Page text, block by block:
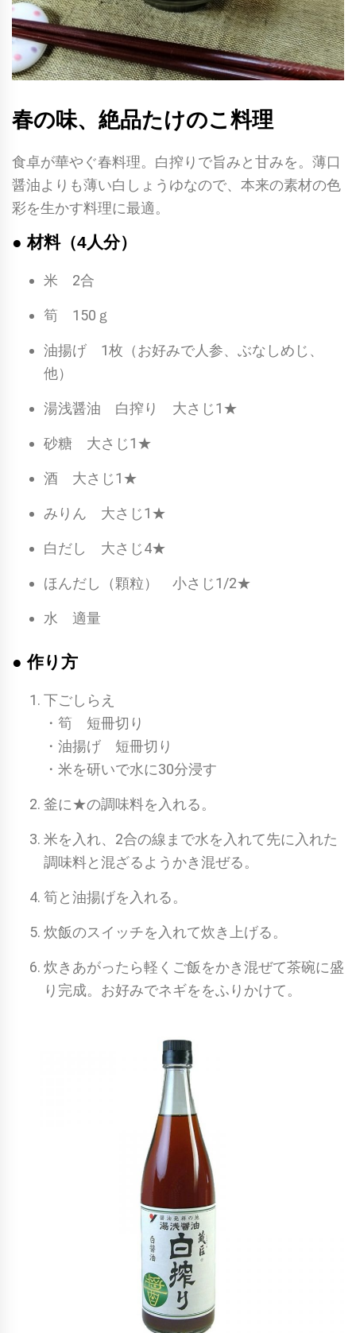
春の味、絶品たけのこ料理
食卓が華やぐ春料理。白搾りで旨みと甘みを。薄口
醤油よりも薄い白しょうゆなので、本来の素材の色
彩を生かす料理に最適。
● 材料（4人分）
米 2合
筍 150ｇ
油揚げ 1枚（お好みで人参、ぶなしめじ、
他）
湯浅醤油 白搾り 大さじ1★
砂糖 大さじ1★
酒 大さじ1★
みりん 大さじ1★
白だし 大さじ4★
ほんだし（顆粒） 小さじ1/2★
水 適量
● 作り方
下ごしらえ
・筍 短冊切り
・油揚げ 短冊切り
・米を研いで水に30分浸す
釜に★の調味料を入れる。
米を入れ、2合の線まで水を入れて先に入れた
調味料と混ざるようかき混ぜる。
筍と油揚げを入れる。
炊飯のスイッチを入れて炊き上げる。
炊きあがったら軽くご飯をかき混ぜて茶碗に盛
り完成。お好みでネギををふりかけて。